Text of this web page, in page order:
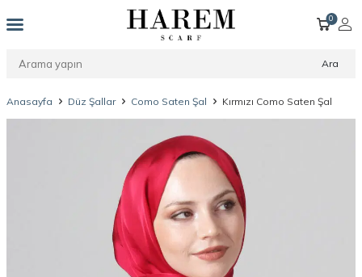
Ara
0
Anasayfa Düz Şallar Como Saten Şal Kırmızı Como Saten Şal